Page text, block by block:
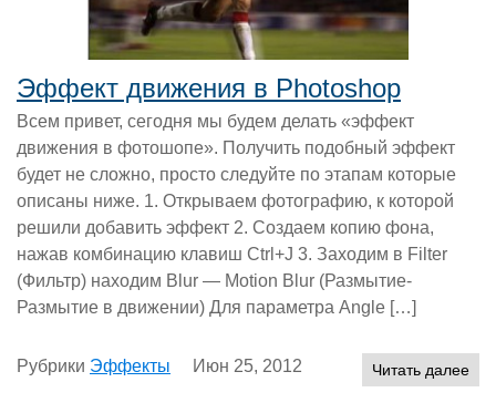
Эффект движения в Photoshop
Всем привет, сегодня мы будем делать «эффект
движения в фотошопе». Получить подобный эффект
будет не сложно, просто следуйте по этапам которые
описаны ниже. 1. Открываем фотографию, к которой
решили добавить эффект 2. Создаем копию фона,
нажав комбинацию клавиш Ctrl+J 3. Заходим в Filter
(Фильтр) находим Blur — Motion Blur (Размытие-
Размытие в движении) Для параметра Angle […]
Рубрики Эффекты Июн 25, 2012 Читать далее